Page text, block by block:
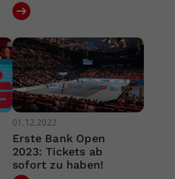
01.12.2022
Erste Bank Open
2023: Tickets ab
sofort zu haben!